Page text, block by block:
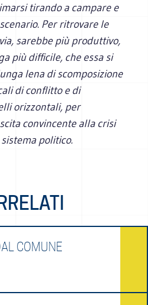
tirando a campare e
Per ritrovare le
sarebbe più produttivo,
più difficile, che essa si
lena di scomposizione
di conflitto e di
orizzontali, per
convincente alla crisi
politico.
COMUNE